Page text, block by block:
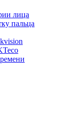
лица
пальца